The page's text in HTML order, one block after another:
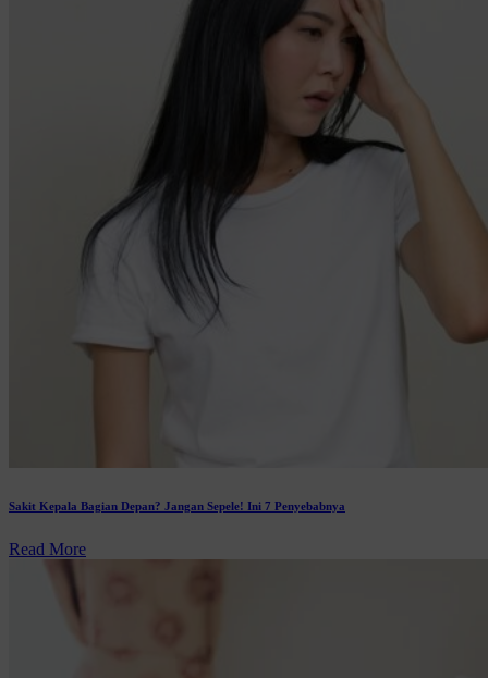
Sakit Kepala Bagian Depan? Jangan Sepele! Ini 7 Penyebabnya
Read More